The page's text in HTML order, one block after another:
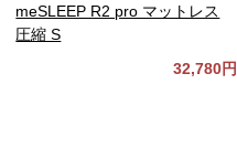
meSLEEP R2 pro マットレス
圧縮 S
32,780円